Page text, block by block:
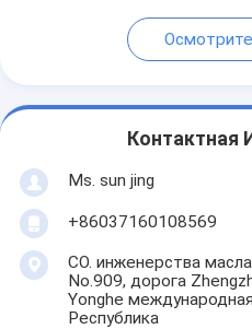
Контактная
Ms. sun jing
+86037160108569
CO. инженерства
No.909, дорога
Yonghe
Республика